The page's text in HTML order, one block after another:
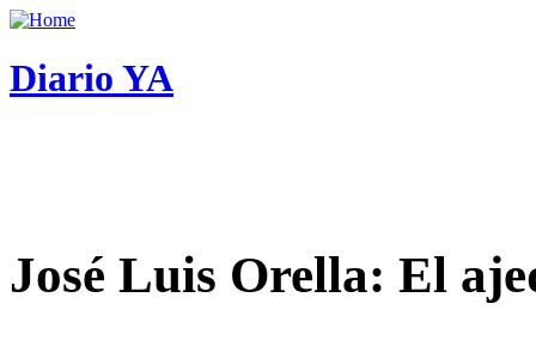
Diario YA
José Luis Orella: El